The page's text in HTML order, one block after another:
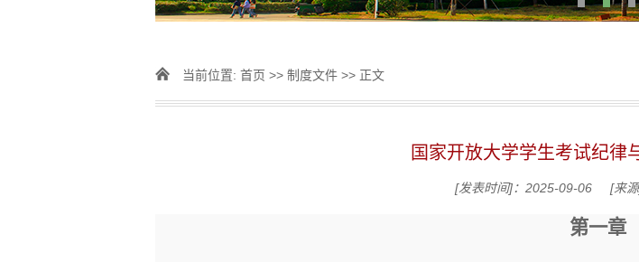
当前位置: 首页 >> 制度文件 >> 正文
国家开放大学学生考试纪律
[发表时间]：2025-09-06 [来源
第一章